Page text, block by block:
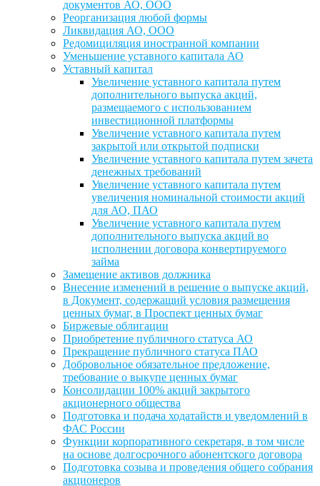
документов АО, ООО
Реорганизация любой формы
Ликвидация АО, ООО
Редомициляция иностранной компании
Уменьшение уставного капитала АО
Уставный капитал
Увеличение уставного капитала путем
дополнительного выпуска акций,
размещаемого с использованием
инвестиционной платформы
Увеличение уставного капитала путем
закрытой или открытой подписки
Увеличение уставного капитала путем зачета
денежных требований
Увеличение уставного капитала путем
увеличения номинальной стоимости акций
для АО, ПАО
Увеличение уставного капитала путем
дополнительного выпуска акций во
исполнении договора конвертируемого
займа
Замещение активов должника
Внесение изменений в решение о выпуске акций,
в Документ, содержащий условия размещения
ценных бумаг, в Проспект ценных бумаг
Биржевые облигации
Приобретение публичного статуса АО
Прекращение публичного статуса ПАО
Добровольное обязательное предложение,
требование о выкупе ценных бумаг
Консолидации 100% акций закрытого
акционерного общества
Подготовка и подача ходатайств и уведомлений в
ФАС России
Функции корпоративного секретаря, в том числе
на основе долгосрочного абонентского договора
Подготовка созыва и проведения общего собрания
акционеров